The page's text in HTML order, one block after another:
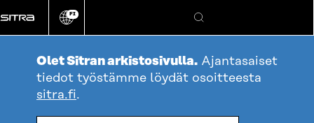
suoraan
sisältöön
Vaihda
kieli
FI
Hae
Olet Sitran arkistosivulla. Ajantasaiset
tiedot työstämme löydät osoitteesta
sitra.fi.